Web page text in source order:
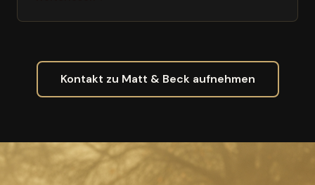
Kontakt zu Matt & Beck aufnehmen